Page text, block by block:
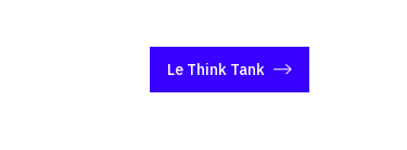
Le Think Tank